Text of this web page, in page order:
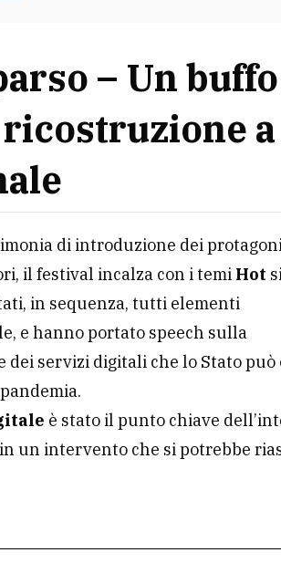
– Un buffo
a
di introduzione dei
il festival incalza con i temi Hot
in sequenza, tutti elementi
e hanno portato speech sulla
dei servizi digitali che lo Stato
è stato il punto chiave
un intervento che si potrebbe